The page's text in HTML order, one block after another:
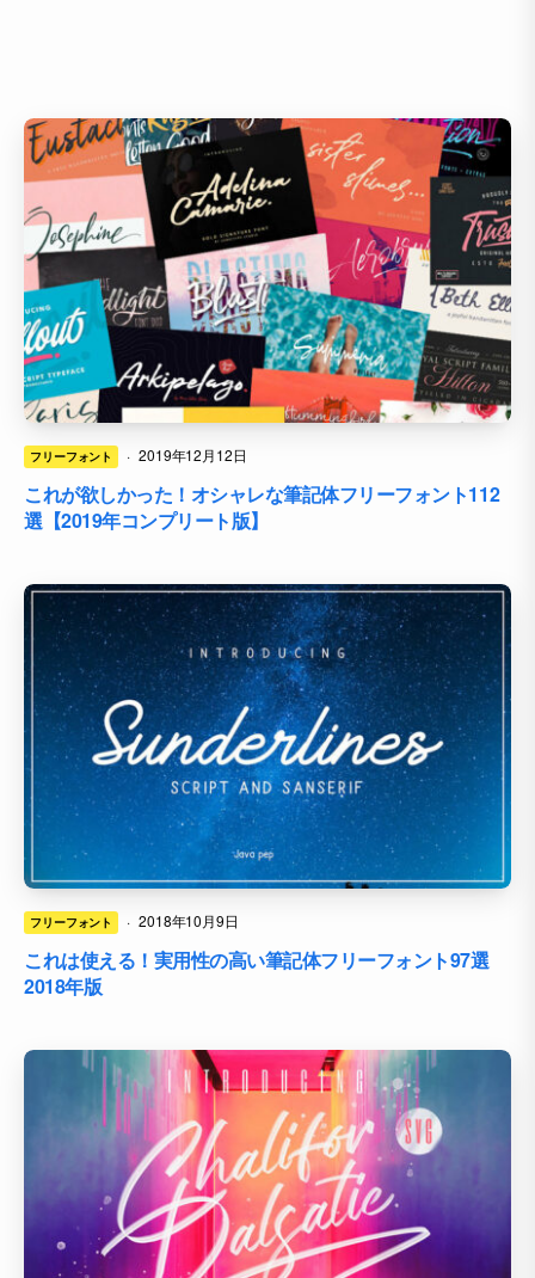
フリーフォント · 2019年12月12日
これが欲しかった！オシャレな筆記体フリーフォント112
選【2019年コンプリート版】
フリーフォント · 2018年10月9日
これは使える！実用性の高い筆記体フリーフォント97選
2018年版